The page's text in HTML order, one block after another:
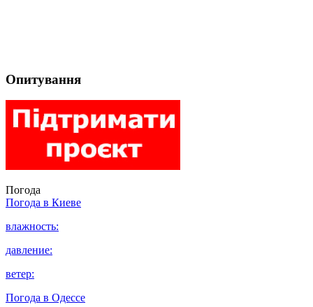
Опитування
Погода
Погода в Киеве
влажность:
давление:
ветер:
Погода в Одессе